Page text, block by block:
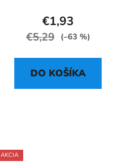
€1,93
€5,29 (–63 %)
DO KOŠÍKA
AKCIA